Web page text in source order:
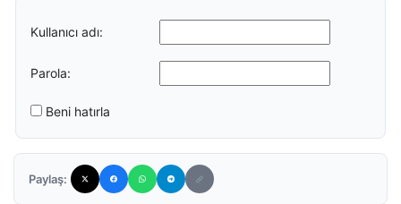
Kullanıcı adı:
Parola:
Beni hatırla
Paylaş: